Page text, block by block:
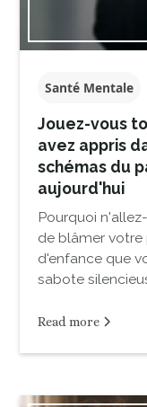
Santé Mentale
Jouez-vous
avez appris
schémas du
aujourd'hui
Pourquoi
de blâmer votre
d'enfance que
sabote
Read more